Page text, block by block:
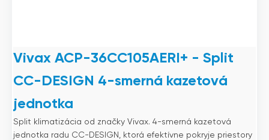
Vivax ACP-36CC105AERI+ - Split
CC-DESIGN 4-smerná kazetová
jednotka
Split klimatizácia od značky Vivax. 4-smerná kazetová
jednotka radu CC-DESIGN, ktorá efektívne pokryje priestory